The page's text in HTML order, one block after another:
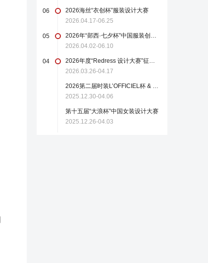
06
2026海丝“衣创杯”服装设计大赛
2026.04.17-06.25
05
2026年“郧西·七夕杯”中国服装创新设计大赛
2026.04.02-06.10
04
2026年度“Redress 设计大赛”征稿启事
2026.03.26-04.17
2026第二届时装L’OFFICIEL杯 & 中国轻纺城国际设计大师赛
2025.12.30-04.06
第十五届“大浪杯”中国女装设计大赛
2025.12.26-04.03